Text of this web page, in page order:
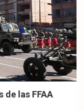
de las FFAA